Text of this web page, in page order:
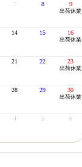
7 8 9
出荷休業
14 15 16
出荷休業
21 22 23
出荷休業
28 29 30
出荷休業
4 5 6